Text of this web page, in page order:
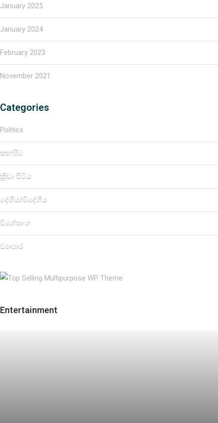
January 2025
January 2024
February 2023
November 2021
Categories
Politics
කනපිට
ක්‍රීඩා පිටිය
දේශීය/විදේශීය
විශේෂාංග
ව්‍යාපාර
Entertainment